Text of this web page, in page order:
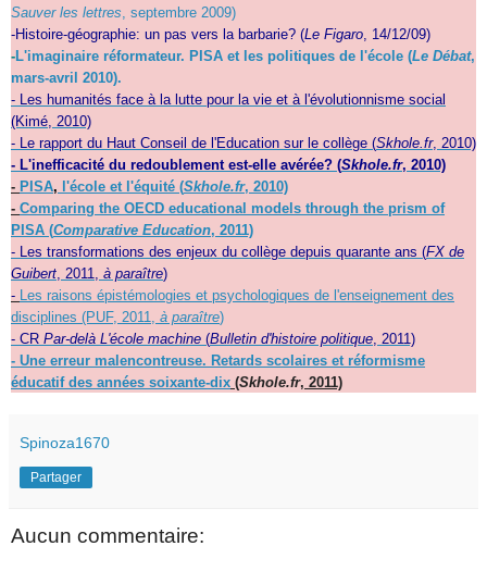
Sauver les lettres , septembre 2009)
-Histoire-géographie: un pas vers la barbarie? (Le Figaro , 14/12/09)
-L'imaginaire réformateur. PISA et les politiques de l'école (Le Débat,
mars-avril 2010).
- Les humanités face à la lutte pour la vie et à l'évolutionnisme social
(Kimé, 2010)
- Le rapport du Haut Conseil de l'Education sur le collège (Skhole.fr, 2010)
- L'inefficacité du redoublement est-elle avérée? (Skhole.fr, 2010)
- PISA, l'école et l'équité (Skhole.fr, 2010)
- Comparing the OECD educational models through the prism of
PISA (Comparative Education, 2011)
- Les transformations des enjeux du collège depuis quarante ans (FX de
Guibert , 2011, à paraître)
- Les raisons épistémologies et psychologiques de l'enseignement des
disciplines (PUF, 2011, à paraître)
- CR Par-delà L'école machine (Bulletin d'histoire politique , 2011)
- Une erreur malencontreuse. Retards scolaires et réformisme
éducatif des années soixante-dix (Skhole.fr, 2011)
Spinoza1670
Partager
Aucun commentaire: